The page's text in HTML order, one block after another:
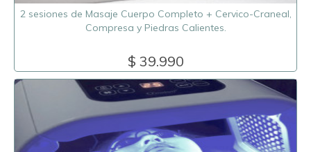
2 sesiones de Masaje Cuerpo Completo + Cervico-Craneal,
Compresa y Piedras Calientes.
$ 39.990